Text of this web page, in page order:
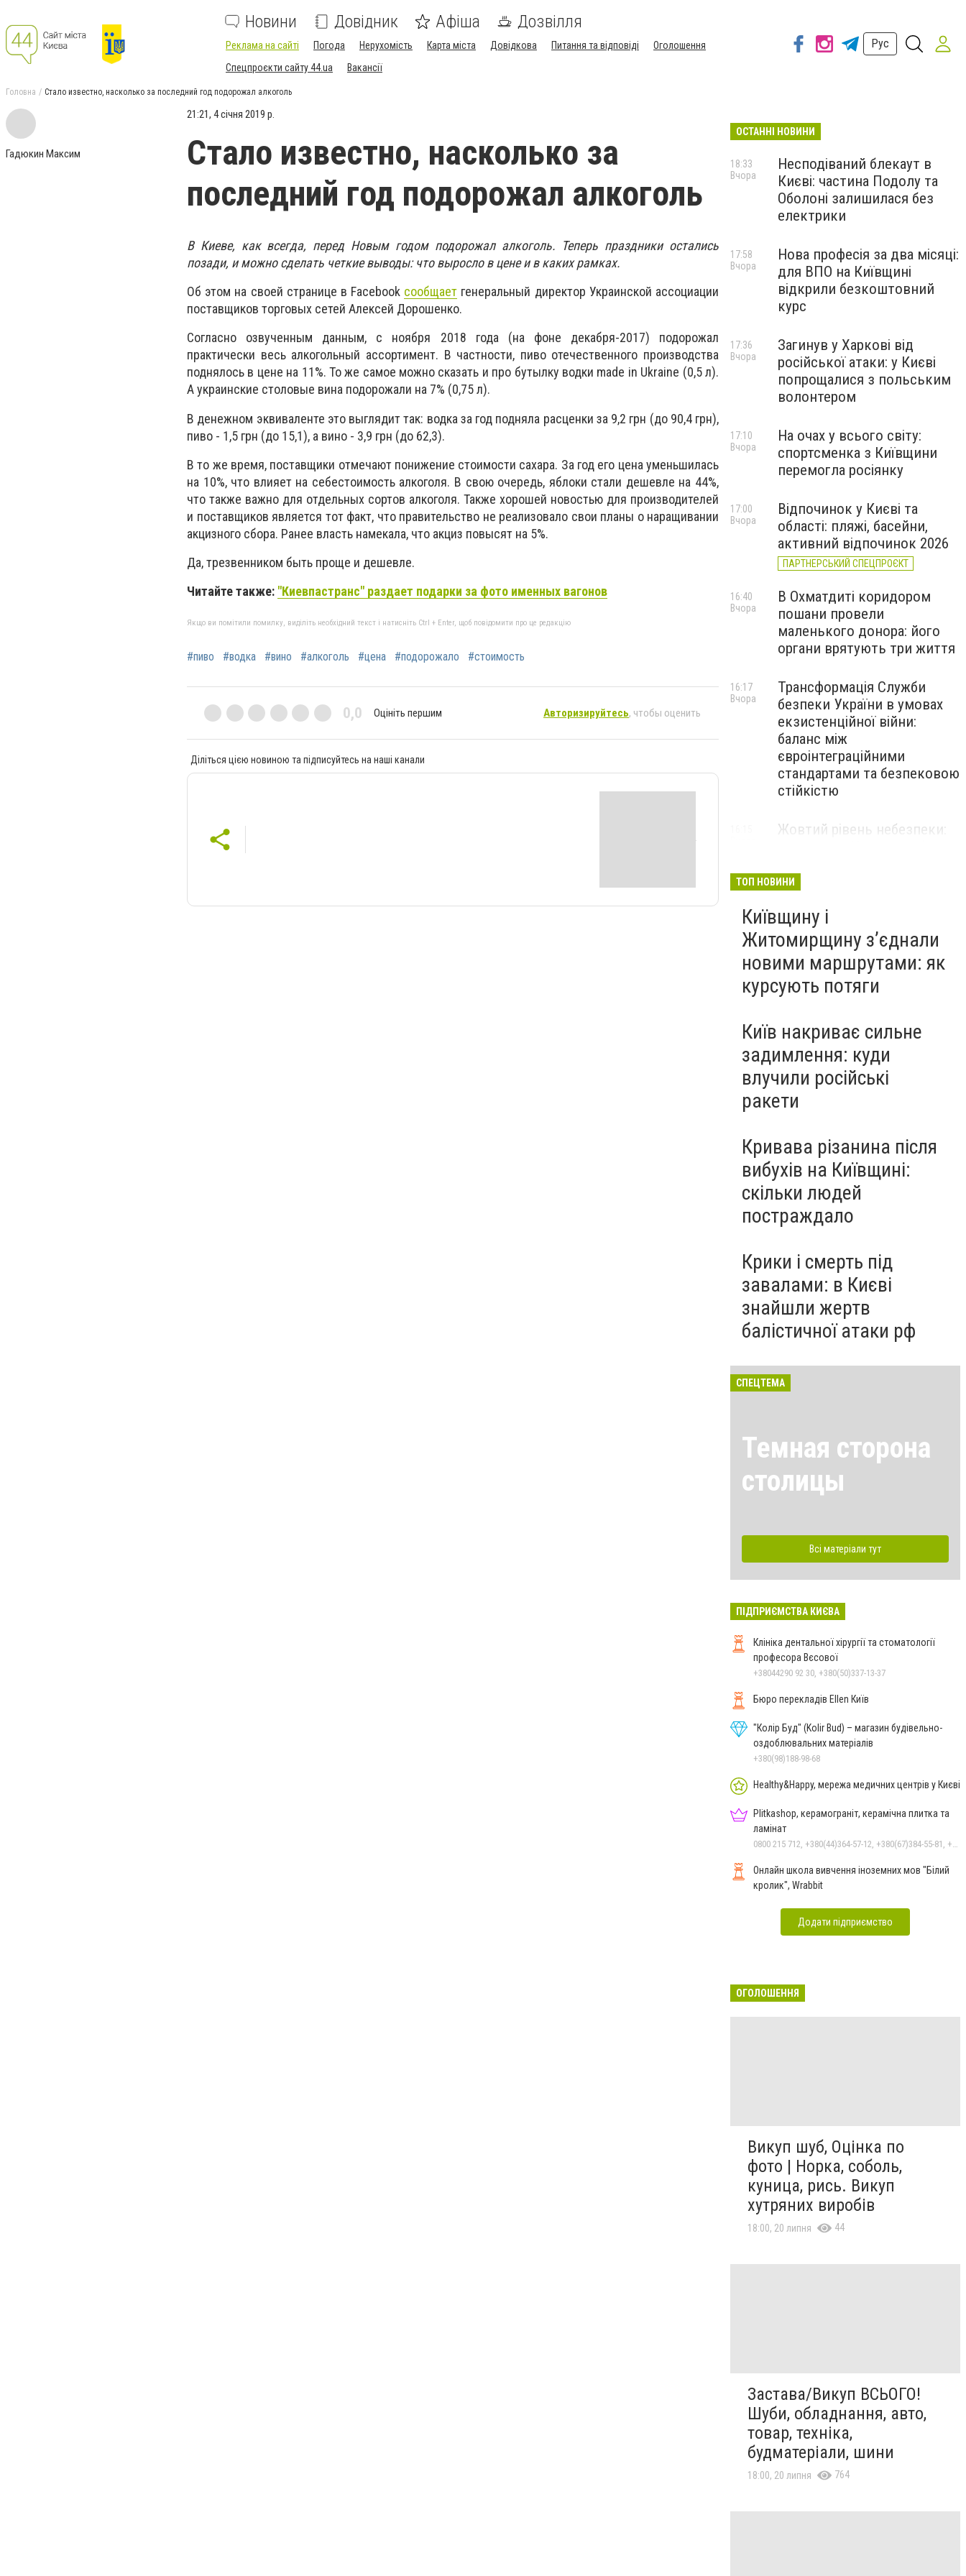
Новини Довідник Афіша Дозвілля
Реклама на сайті Погода Нерухомість Карта міста Довідкова Питання та відповіді
Оголошення
Спецпроєкти сайту 44.ua
Вакансії
Рус
Головна Стало известно, насколько за последний год подорожал алкоголь
Гадюкин Максим
21:21, 4 січня 2019 р.
Стало известно, насколько за
последний год подорожал алкоголь
В Киеве, как всегда, перед Новым годом подорожал алкоголь. Теперь праздники остались
позади, и можно сделать четкие выводы: что выросло в цене и в каких рамках.
Об этом на своей странице в Facebook сообщает генеральный директор Украинской ассоциации
поставщиков торговых сетей Алексей Дорошенко.
Согласно озвученным данным, с ноября 2018 года (на фоне декабря-2017) подорожал
практически весь алкогольный ассортимент. В частности, пиво отечественного производства
поднялось в цене на 11%. То же самое можно сказать и про бутылку водки made in Ukraine (0,5 л).
А украинские столовые вина подорожали на 7% (0,75 л).
В денежном эквиваленте это выглядит так: водка за год подняла расценки за 9,2 грн (до 90,4 грн),
пиво - 1,5 грн (до 15,1), а вино - 3,9 грн (до 62,3).
В то же время, поставщики отмечают понижение стоимости сахара. За год его цена уменьшилась
на 10%, что влияет на себестоимость алкоголя. В свою очередь, яблоки стали дешевле на 44%,
что также важно для отдельных сортов алкоголя. Также хорошей новостью для производителей
и поставщиков является тот факт, что правительство не реализовало свои планы о наращивании
акцизного сбора. Ранее власть намекала, что акциз повысят на 5%.
Да, трезвенником быть проще и дешевле.
Читайте также: "Киевпастранс" раздает подарки за фото именных вагонов
Якщо ви помітили помилку, виділіть необхідний текст і натисніть Ctrl + Enter, щоб повідомити про це редакцію
#пиво #водка #вино #алкоголь #цена #подорожало #стоимость
0,0 Оцініть першим Авторизируйтесь, чтобы оценить
Діліться цією новиною та підписуйтесь на наші канали
ОСТАННІ НОВИНИ
Несподіваний блекаут в
Києві: частина Подолу та
Оболоні залишилася без
електрики
18:33
Вчора
Нова професія за два місяці:
для ВПО на Київщині
відкрили безкоштовний
курс
17:58
Вчора
Загинув у Харкові від
російської атаки: у Києві
попрощалися з польським
волонтером
17:36
Вчора
На очах у всього світу:
спортсменка з Київщини
перемогла росіянку
17:10
Вчора
Відпочинок у Києві та
області: пляжі, басейни,
активний відпочинок 2026
ПАРТНЕРСЬКИЙ СПЕЦПРОЄКТ
17:00
Вчора
В Охматдиті коридором
пошани провели
маленького донора: його
органи врятують три життя
16:40
Вчора
Трансформація Служби
безпеки України в умовах
екзистенційної війни:
баланс між
євроінтеграційними
стандартами та безпековою
стійкістю
16:17
Вчора
Жовтий рівень небезпеки:
ТОП НОВИНИ
Київщину і
Житомирщину з’єднали
новими маршрутами: як
курсують потяги
Київ накриває сильне
задимлення: куди
влучили російські
ракети
Кривава різанина після
вибухів на Київщині:
скільки людей
постраждало
Крики і смерть під
завалами: в Києві
знайшли жертв
балістичної атаки рф
СПЕЦТЕМА
Темная сторона
столицы
Всі матеріали тут
ПІДПРИЄМСТВА КИЄВА
Клініка дентальної хірургії та стоматології
професора Вєсової
+38044290 92 30, +380(50)337-13-37
Бюро перекладів Ellen Київ
"Колір Буд" (Kolir Bud) – магазин будівельно-
оздоблювальних матеріалів
+380(98)188-98-68
Healthy&Happy, мережа медичних центрів у Києві
Plitkashop, керамограніт, керамічна плитка та
ламінат
Онлайн школа вивчення іноземних мов "Білий
кролик", Wrabbit
Додати підприємство
ОГОЛОШЕННЯ
Викуп шуб, Оцінка по
фото | Норка, соболь,
куница, рись. Викуп
хутряних виробів
18:00, 20 липня 44
Застава/Викуп ВСЬОГО!
Шуби, обладнання, авто,
товар, техніка,
будматеріали, шини
18:00, 20 липня 764